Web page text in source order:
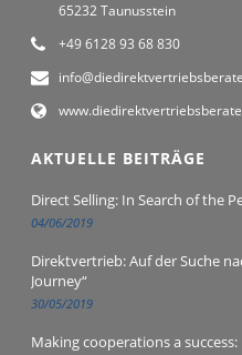
65232 Taunusstein
+49 6128 93 68 830
AKTUELLE BEITRÄGE
Direct Selling: In Search of the
04/06/2019
Direktvertrieb: Auf der Suche
Journey“
30/05/2019
Making cooperations a